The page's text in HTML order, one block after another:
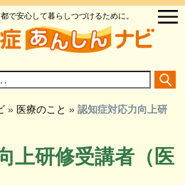
で安心して暮らしつづけるために。
» 医療のこと »認知症対応力向上研
上研修受講者（医